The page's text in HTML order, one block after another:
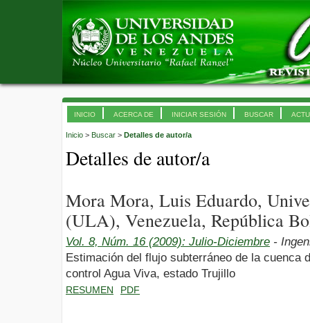
INICIO ACERCA DE INICIAR SESIÓN BUSCAR
Inicio > Buscar > Detalles de autor/a
Detalles de autor/a
Mora Mora, Luis Eduardo,
(ULA), Venezuela, República
Vol. 8, Núm. 16 (2009): Julio-Diciembre -
Estimación del flujo subterráneo de la cuenca
control Agua Viva, estado Trujillo
RESUMEN PDF